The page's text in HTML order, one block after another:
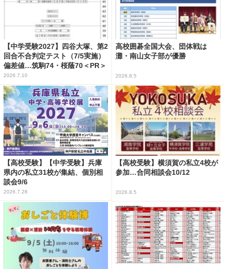
【中学受験2027】四谷大塚、第2
回合不合判定テスト（7/5実施）
偏差値…筑駒74・桜蔭70＜PR＞
2026.7.10
高校囲碁全国大会、団体戦は
灘・南山女子部が優勝
2026.8.5
【高校受験】【中学受験】兵庫
県内の私立31校が集結、個別相
談会9/6
2026.7.28
【高校受験】横須賀の私立4校が
参加…合同相談会10/12
2026.8.5